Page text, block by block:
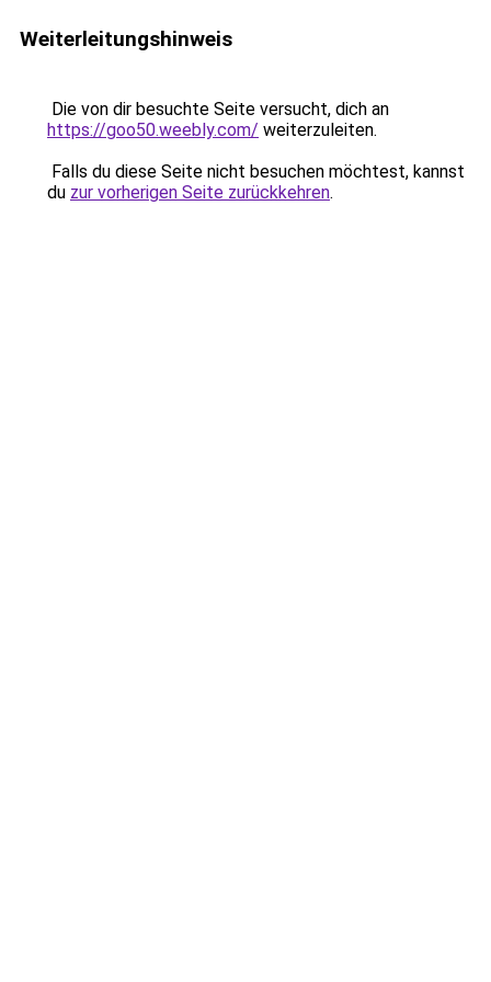
Weiterleitungshinweis
Die von dir besuchte Seite versucht, dich an
https://goo50.weebly.com/ weiterzuleiten.
Falls du diese Seite nicht besuchen möchtest, kannst
du zur vorherigen Seite zurückkehren.